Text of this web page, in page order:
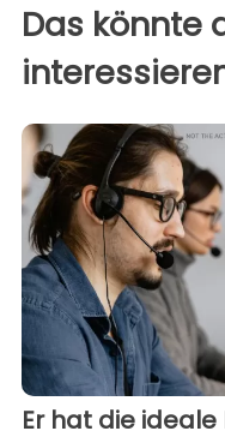
Das könnte
Er hat die